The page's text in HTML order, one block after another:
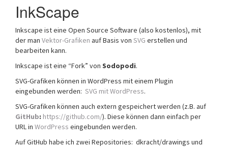
InkScape
Inkscape ist eine Open Source Software (also kostenlos), mit
der man Vektor-Grafiken auf Basis von SVG erstellen und
bearbeiten kann.
Inkscape ist eine “Fork” von Sodopodi.
SVG-Grafiken können in WordPress mit einem Plugin
eingebunden werden: SVG mit WordPress.
SVG-Grafiken können auch extern gespeichert werden (z.B. auf
GitHub: https://github.com/). Diese können dann einfach per
URL in WordPress eingebunden werden.
Auf GitHub habe ich zwei Repositories: dkracht/drawings und